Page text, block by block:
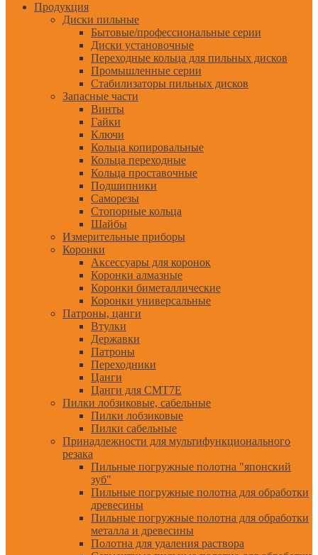
Продукция
Диски пильные
Бытовые/профессиональные серии
Диски установочные
Переходные кольца для пильных дисков
Промышленные серии
Стабилизаторы пильных дисков
Запасные части
Винты
Гайки
Ключи
Кольца копировальные
Кольца переходные
Кольца проставочные
Подшипники
Саморезы
Стопорные кольца
Шайбы
Измерительные приборы
Коронки
Аксессуары для коронок
Коронки алмазные
Коронки биметаллические
Коронки универсальные
Патроны, цанги
Втулки
Державки
Патроны
Переходники
Цанги
Цанги для CMT7E
Пилки лобзиковые, сабельные
Пилки лобзиковые
Пилки сабельные
Принадлежности для мультифункционального
резака
Пильные погружные полотна "японский
зуб"
Пильные погружные полотна для обработки
древесины
Пильные погружные полотна для обработки
металла и древесины
Полотна для удаления раствора